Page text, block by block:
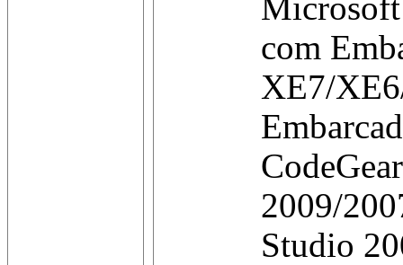
com
XE7/
2009/
Studio